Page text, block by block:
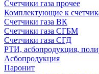
Счетчики газа прочее
Комплектующие к
Счетчики газа ВК
Счетчики газа СГБМ
Счетчики газа СГД
РТИ, асбопродукция,
Асбопродукция
Паронит